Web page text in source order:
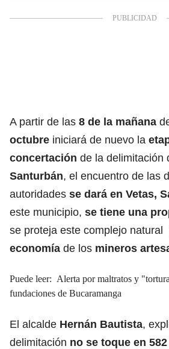
A partir de las 8 de la mañana
octubre iniciará de nuevo la
concertación de la delimitación
Santurbán, el encuentro de las
autoridades se dará en Vetas,
este municipio, se tiene una
se proteja este complejo natural
economía de los mineros
Puede leer: Alerta por maltratos y
fundaciones de Bucaramanga
El alcalde Hernán Bautista,
delimitación no se toque en